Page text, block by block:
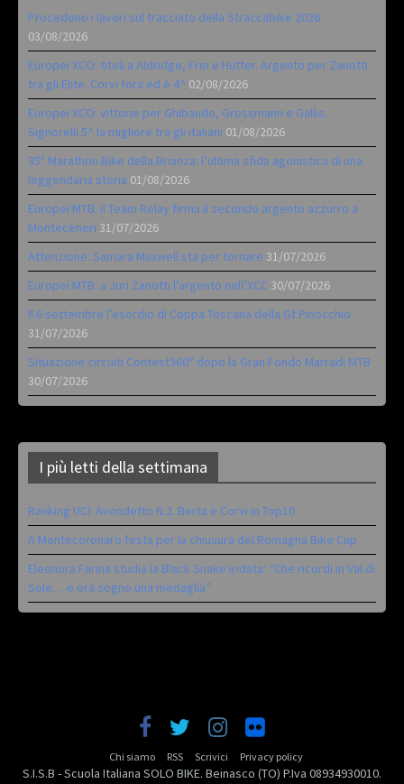
Procedono i lavori sul tracciato della Straccabike 2026
03/08/2026
Europei XCO: titoli a Aldridge, Frei e Hutter. Argento per Zanotti
tra gli Elite. Corvi fora ed è 4^ 02/08/2026
Europei XCO: vittorie per Ghibaudo, Grossmann e Gallis.
Signorelli 5^ la migliore tra gli italiani 01/08/2026
35ª Marathon Bike della Brianza: l’ultima sfida agonistica di una
leggendaria storia 01/08/2026
Europei MTB: il Team Relay firma il secondo argento azzurro a
Monteceneri 31/07/2026
Attenzione: Samara Maxwell sta per tornare 31/07/2026
Europei MTB: a Juri Zanotti l’argento nell’XCC 30/07/2026
Il 6 settembre l’esordio di Coppa Toscana della Gf Pinocchio
31/07/2026
Situazione circuiti Contest360° dopo la Gran Fondo Marradi MTB
30/07/2026
I più letti della settimana
Ranking UCI: Avondetto N.2. Berta e Corvi in Top10
A Montecoronaro festa per la chiusura del Romagna Bike Cup
Eleonora Farina studia la Black Snake iridata: “Che ricordi in Val di
Sole… e ora sogno una medaglia”
Chi siamo RSS Scrivici Privacy policy
S.I.S.B - Scuola Italiana SOLO BIKE. Beinasco (TO) P.Iva 08934930010.